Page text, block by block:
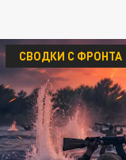
СВОДКИ С ФРОНТА